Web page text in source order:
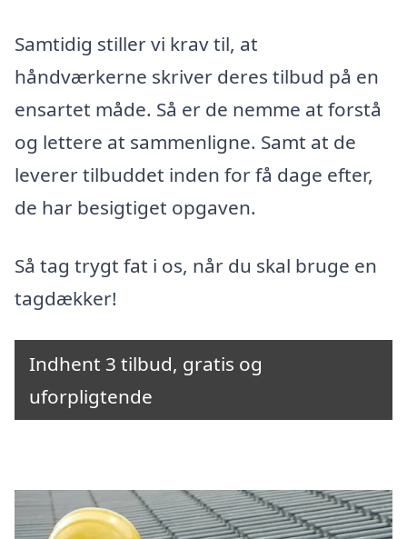
Samtidig stiller vi krav til, at
håndværkerne skriver deres tilbud på en
ensartet måde. Så er de nemme at forstå
og lettere at sammenligne. Samt at de
leverer tilbuddet inden for få dage efter,
de har besigtiget opgaven.
Så tag trygt fat i os, når du skal bruge en
tagdækker!
Indhent 3 tilbud, gratis og
uforpligtende